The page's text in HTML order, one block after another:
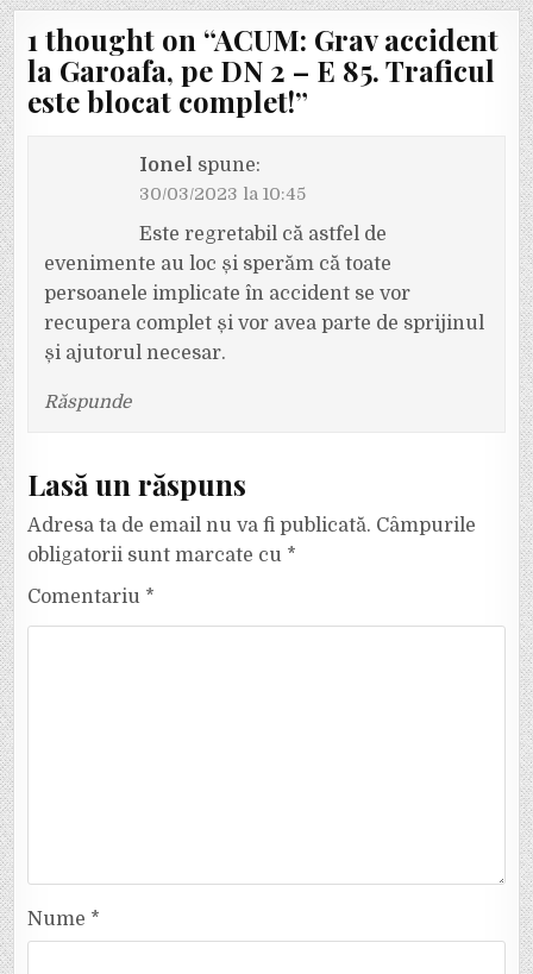
1 thought on “ACUM: Grav accident
la Garoafa, pe DN 2 – E 85. Traficul
este blocat complet!”
Ionel spune:
30/03/2023 la 10:45
Este regretabil că astfel de
evenimente au loc și sperăm că toate
persoanele implicate în accident se vor
recupera complet și vor avea parte de sprijinul
și ajutorul necesar.
Răspunde
Lasă un răspuns
Adresa ta de email nu va fi publicată. Câmpurile
obligatorii sunt marcate cu *
Comentariu *
Nume *